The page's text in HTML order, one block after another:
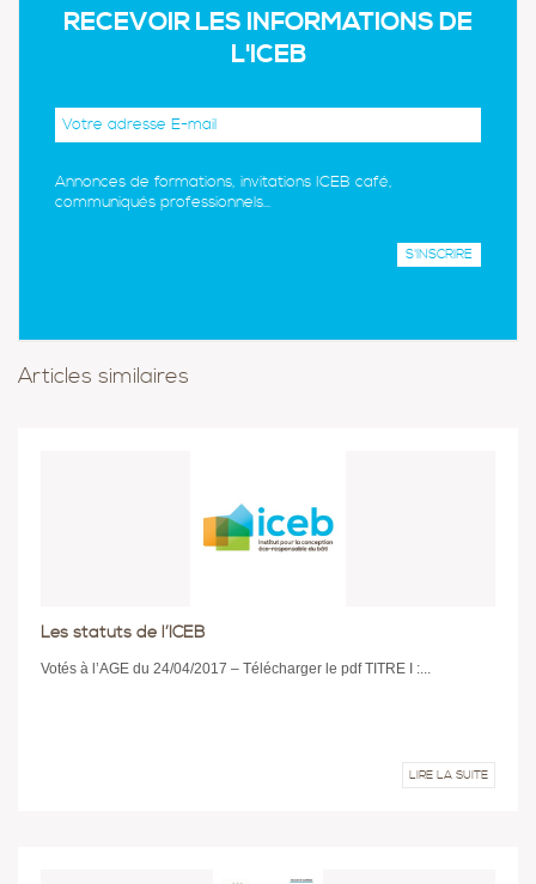
RECEVOIR LES INFORMATIONS DE
L'ICEB
Annonces de formations, invitations ICEB café,
communiqués professionnels...
Articles similaires
Les statuts de l’ICEB
Votés à l’AGE du 24/04/2017 – Télécharger le pdf TITRE I :...
LIRE LA SUITE